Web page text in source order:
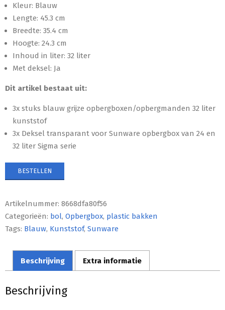
Kleur: Blauw
Lengte: 45.3 cm
Breedte: 35.4 cm
Hoogte: 24.3 cm
Inhoud in liter: 32 liter
Met deksel: Ja
Dit artikel bestaat uit:
3x stuks blauw grijze opbergboxen/opbergmanden 32 liter
kunststof
3x Deksel transparant voor Sunware opbergbox van 24 en
32 liter Sigma serie
BESTELLEN
Artikelnummer: 8668dfa80f56
Categorieën: bol, Opbergbox, plastic bakken
Tags: Blauw, Kunststof, Sunware
Beschrijving Extra informatie
Beschrijving